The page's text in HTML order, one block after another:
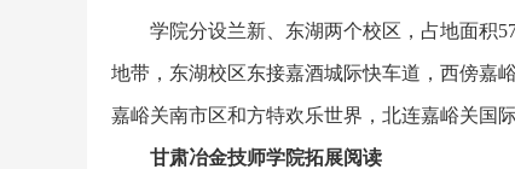
学院分设兰新、东湖两个校区，占地面积
地带，东湖校区东接嘉酒城际快车道，西傍
嘉峪关南市区和方特欢乐世界，北连嘉峪关国
甘肃冶金技师学院拓展阅读